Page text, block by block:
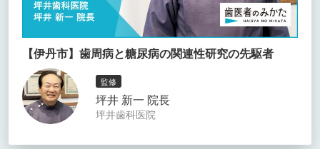
【伊丹市】歯周病と糖尿病の関連性研究の先駆者
監修
坪井 新一 院長
坪井歯科医院